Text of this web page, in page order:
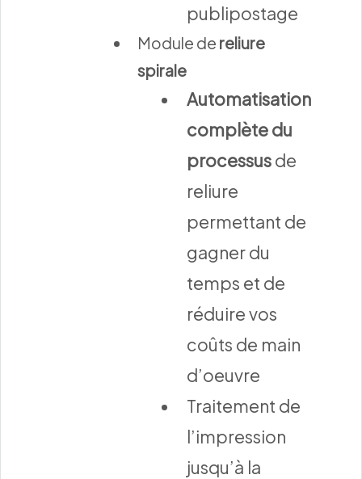
publipostage
Module de reliure
spirale
Automatisation
complète du
processusde
reliure
permettant de
gagner du
temps et de
réduire vos
coûts de main
d’oeuvre
Traitement de
l’impression
jusqu’à la